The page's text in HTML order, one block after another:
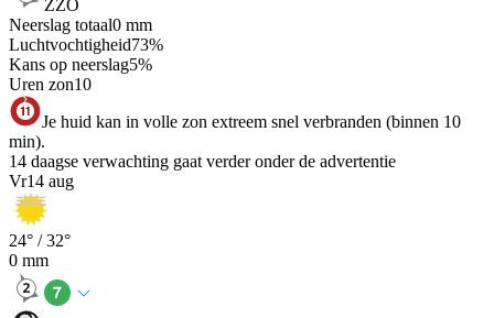
ZZO
Neerslag totaal0 mm
Luchtvochtigheid73%
Kans op neerslag5%
Uren zon10
Je huid kan in volle zon extreem snel verbranden (binnen 10
min).
14 daagse verwachting gaat verder onder de advertentie
Vr14 aug
24° /32°
0 mm